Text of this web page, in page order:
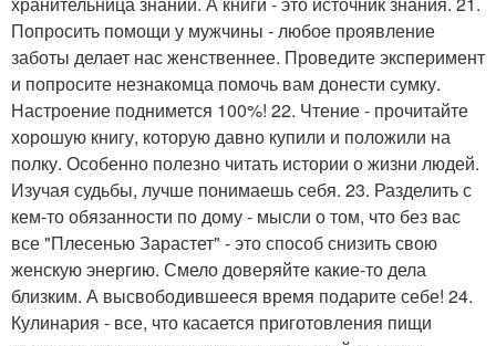
Попросить помощи у мужчины - любое проявление
заботы делает нас женственнее. Проведите эксперимент
и попросите незнакомца помочь вам донести сумку.
Настроение поднимется 100%! 22. Чтение - прочитайте
хорошую книгу, которую давно купили и положили на
полку. Особенно полезно читать истории о жизни людей.
Изучая судьбы, лучше понимаешь себя. 23. Разделить с
кем-то обязанности по дому - мысли о том, что без вас
все "Плесенью Зарастет" - это способ снизить свою
женскую энергию. Смело доверяйте какие-то дела
близким. А высвободившееся время подарите себе! 24.
Кулинария - все, что касается приготовления пищи